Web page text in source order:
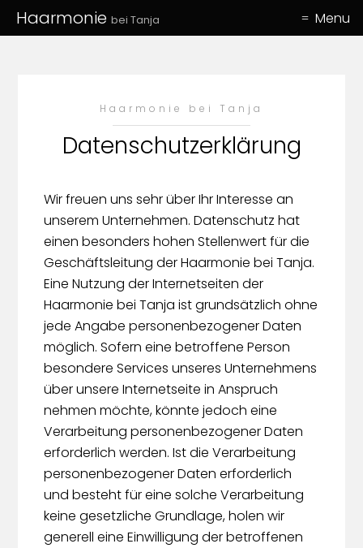
Haarmonie bei Tanja Menu
Haarmonie bei Tanja
Datenschutzerklärung
Wir freuen uns sehr über Ihr Interesse an
unserem Unternehmen. Datenschutz hat
einen besonders hohen Stellenwert für die
Geschäftsleitung der Haarmonie bei Tanja.
Eine Nutzung der Internetseiten der
Haarmonie bei Tanja ist grundsätzlich ohne
jede Angabe personenbezogener Daten
möglich. Sofern eine betroffene Person
besondere Services unseres Unternehmens
über unsere Internetseite in Anspruch
nehmen möchte, könnte jedoch eine
Verarbeitung personenbezogener Daten
erforderlich werden. Ist die Verarbeitung
personenbezogener Daten erforderlich
und besteht für eine solche Verarbeitung
keine gesetzliche Grundlage, holen wir
generell eine Einwilligung der betroffenen